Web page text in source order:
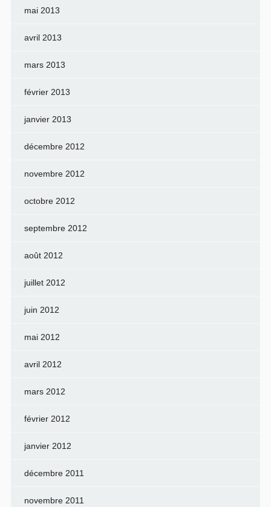
mai 2013
avril 2013
mars 2013
février 2013
janvier 2013
décembre 2012
novembre 2012
octobre 2012
septembre 2012
août 2012
juillet 2012
juin 2012
mai 2012
avril 2012
mars 2012
février 2012
janvier 2012
décembre 2011
novembre 2011